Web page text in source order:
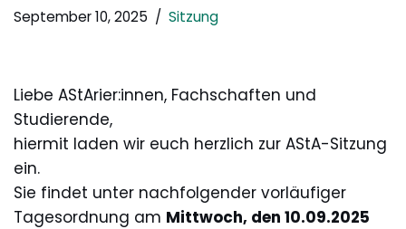
September 10, 2025 Sitzung
Liebe AStArier:innen, Fachschaften und
Studierende,
hiermit laden wir euch herzlich zur AStA-Sitzung
ein.
Sie findet unter nachfolgender vorläufiger
Tagesordnung am Mittwoch, den 10.09.2025